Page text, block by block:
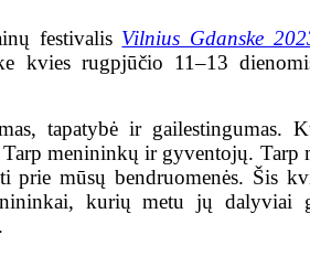
festivalis Vilnius Gdanske
kvies rugpjūčio 11–13
tapatybė ir gailestingumas.
menininkų ir gyventojų. Tarp
mūsų bendruomenės. Šis
kurių metu jų dalyviai